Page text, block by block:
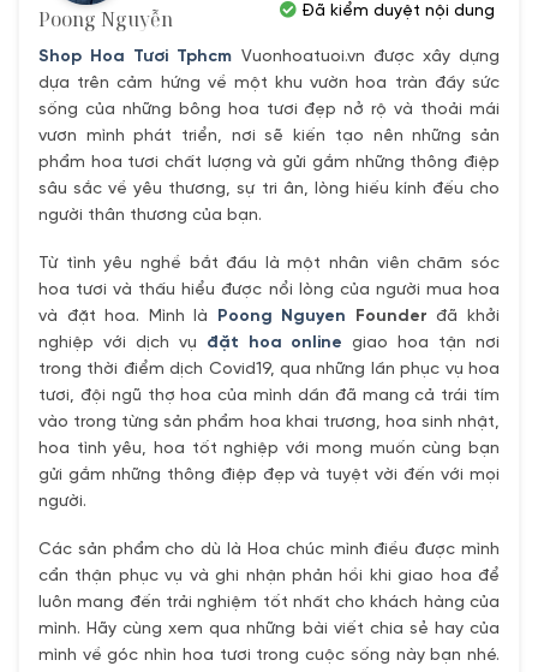
Poong Nguyễn
Shop Hoa Tươi Tphcm Vuonhoatuoi.vn được xây dựng
dựa trên cảm hứng về một khu vườn hoa tràn đầy sức
sống của những bông hoa tươi đẹp nở rộ và thoải mái
vươn mình phát triển, nơi sẽ kiến tạo nên những sản
phẩm hoa tươi chất lượng và gửi gắm những thông điệp
sâu sắc về yêu thương, sự tri ân, lòng hiếu kính đếu cho
người thân thương của bạn.
Từ tình yêu nghề bắt đầu là một nhân viên chăm sóc
hoa tươi và thấu hiểu được nổi lòng của người mua hoa
và đặt hoa. Mình là Poong Nguyen Founder đã khởi
nghiệp với dịch vụ đặt hoa online giao hoa tận nơi
trong thời điểm dịch Covid19, qua những lần phục vụ hoa
tươi, đội ngũ thợ hoa của mình dần đã mang cả trái tím
vào trong từng sản phẩm hoa khai trương, hoa sinh nhật,
hoa tình yêu, hoa tốt nghiệp với mong muốn cùng bạn
gửi gắm những thông điệp đẹp và tuyệt vời đến với mọi
người.
Các sản phẩm cho dù là Hoa chúc mình điều được mình
cẩn thận phục vụ và ghi nhận phản hồi khi giao hoa để
luôn mang đến trải nghiệm tốt nhất cho khách hàng của
mình. Hãy cùng xem qua những bài viết chia sẻ hay của
mình về góc nhìn hoa tươi trong cuộc sống này bạn nhé.
Đã kiểm duyệt nội dung